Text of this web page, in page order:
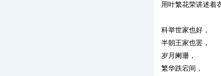
用叶繁花荣讲述着
科举世家也好，
半朝王家也罢，
岁月阑珊，
繁华跌宕间，